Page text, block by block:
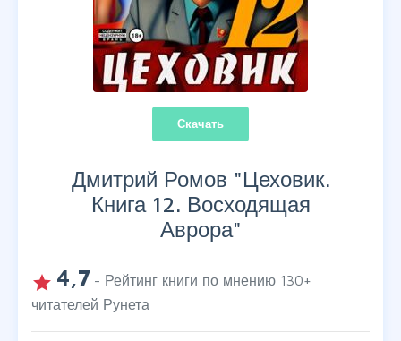
Скачать
Дмитрий Ромов "Цеховик.
Книга 12. Восходящая
Аврора"
grade 4,7 - Рейтинг книги по мнению 130+
читателей Рунета